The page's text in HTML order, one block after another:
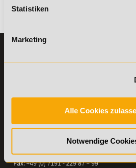
Statistiken
Marketing
Alle Cookies
Notwendige
Es gibt keine Einträge mit diesem
07191-22987-0
+49 (0) 7191 9513201
Academy of Sports GmbH
Willy-Brandt-Platz 2
Aus dem Ausland:+49 (0) 7191 - 229 87 – 0
Fax:+49 (0) 7191 - 229 87 – 99